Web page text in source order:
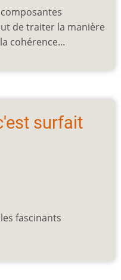
de traiter la manière
cohérence...
surfait
fascinants